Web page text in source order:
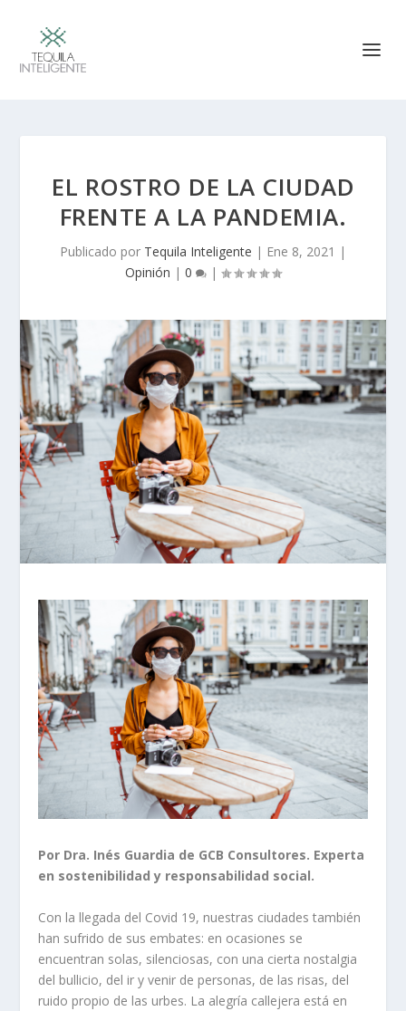
EL ROSTRO DE LA CIUDAD
FRENTE A LA PANDEMIA.
Publicado por Tequila Inteligente | Ene 8, 2021 |
Opinión | 0 |
Por Dra. Inés Guardia de GCB Consultores. Experta
en sostenibilidad y responsabilidad social.
Con la llegada del Covid 19, nuestras ciudades también
han sufrido de sus embates: en ocasiones se
encuentran solas, silenciosas, con una cierta nostalgia
del bullicio, del ir y venir de personas, de las risas, del
ruido propio de las urbes. La alegría callejera está en